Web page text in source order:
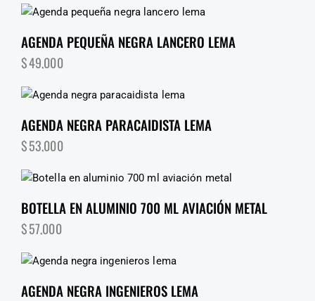
AGENDA PEQUEÑA NEGRA LANCERO LEMA
$49,000
AGENDA NEGRA PARACAIDISTA LEMA
$53,000
BOTELLA EN ALUMINIO 700 ML AVIACIÓN METAL
$57,000
AGENDA NEGRA INGENIEROS LEMA